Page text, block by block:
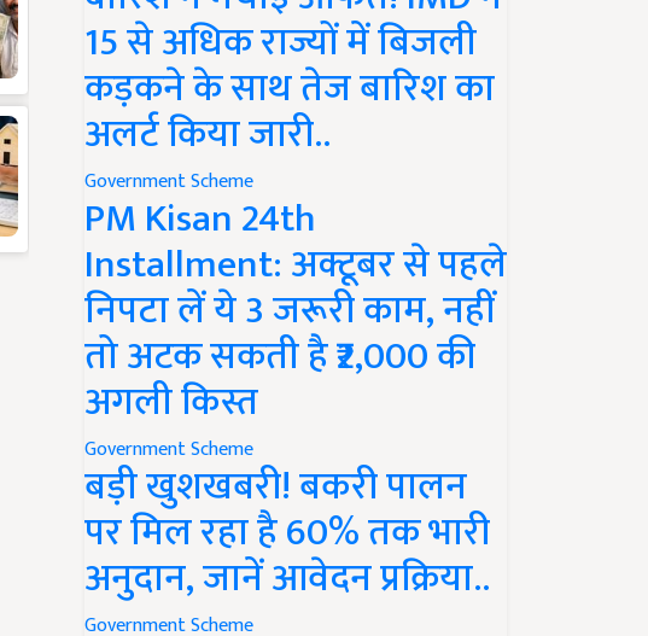
15 से अधिक राज्यों में बिजली
कड़कने के साथ तेज बारिश का
अलर्ट किया जारी..
Government Scheme
PM Kisan 24th
Installment: अक्टूबर से पहले
निपटा लें ये 3 जरूरी काम, नहीं
तो अटक सकती है ₹2,000 की
अगली किस्त
Government Scheme
बड़ी खुशखबरी! बकरी पालन
पर मिल रहा है 60% तक भारी
अनुदान, जानें आवेदन प्रक्रिया..
Government Scheme